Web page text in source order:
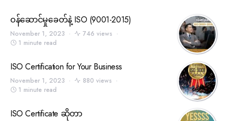
ဝန်ဆောင်မှုခေတ်နဲ့ ISO (9001-2015)
November 1, 2023
746 views
1 minute read
ISO Certification for Your Business
November 1, 2023
880 views
1 minute read
ISO Certificate ဆိုတာ